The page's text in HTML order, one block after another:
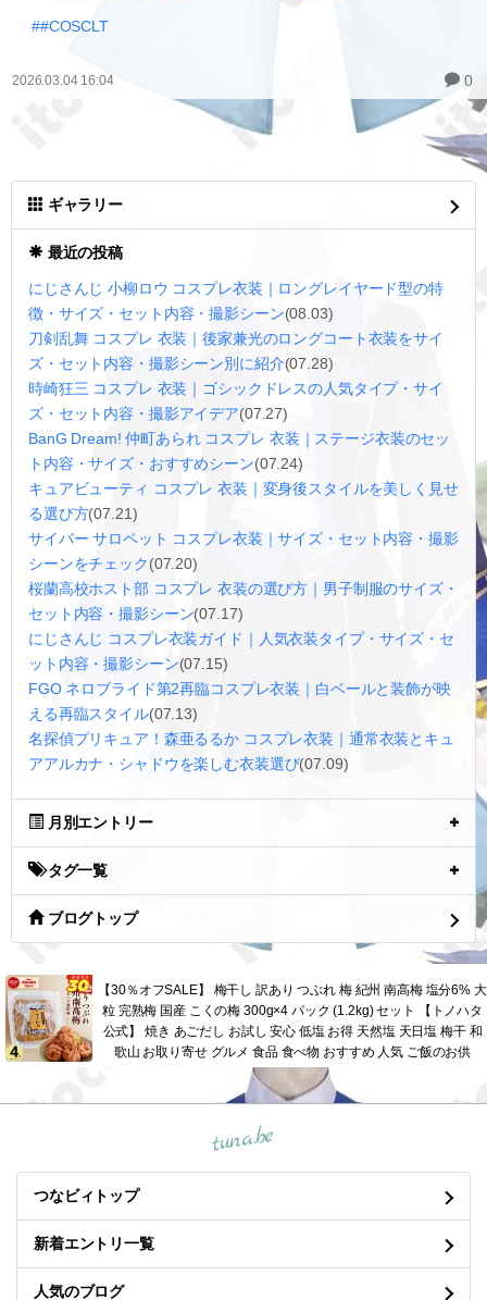
##COSCLT
2026.03.04 16:04 0
ギャラリー
最近の投稿
にじさんじ 小柳ロウ コスプレ衣装｜ロングレイヤード型の特
徴・サイズ・セット内容・撮影シーン(08.03)
刀剣乱舞 コスプレ 衣装｜後家兼光のロングコート衣装をサイ
ズ・セット内容・撮影シーン別に紹介(07.28)
時崎狂三 コスプレ 衣装｜ゴシックドレスの人気タイプ・サイ
ズ・セット内容・撮影アイデア(07.27)
BanG Dream! 仲町あられ コスプレ 衣装｜ステージ衣装のセッ
ト内容・サイズ・おすすめシーン(07.24)
キュアビューティ コスプレ 衣装｜変身後スタイルを美しく見せ
る選び方(07.21)
サイバー サロペット コスプレ衣装｜サイズ・セット内容・撮影
シーンをチェック(07.20)
桜蘭高校ホスト部 コスプレ 衣装の選び方｜男子制服のサイズ・
セット内容・撮影シーン(07.17)
にじさんじ コスプレ衣装ガイド｜人気衣装タイプ・サイズ・セ
ット内容・撮影シーン(07.15)
FGO ネロブライド第2再臨コスプレ衣装｜白ベールと装飾が映
える再臨スタイル(07.13)
名探偵プリキュア！森亜るるか コスプレ衣装｜通常衣装とキュ
アアルカナ・シャドウを楽しむ衣装選び(07.09)
月別エントリー
タグ一覧
ブログトップ
【30％オフSALE】 梅干し 訳あり つぶれ 梅 紀州 南高梅 塩分6% 大
粒 完熟梅 国産 こくの梅 300g×4 パック (1.2kg) セット 【トノハタ
公式】 焼き あごだし お試し 安心 低塩 お得 天然塩 天日塩 梅干 和
歌山 お取り寄せ グルメ 食品 食べ物 おすすめ 人気 ご飯のお供
tuna.be
つなビィトップ
新着エントリ一覧
人気のブログ